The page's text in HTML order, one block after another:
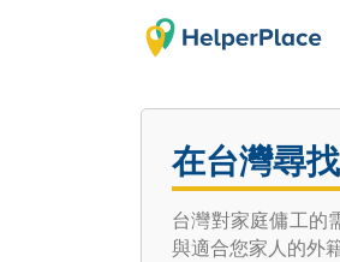
在台灣尋
台灣對家庭傭工的
與適合您家人的外